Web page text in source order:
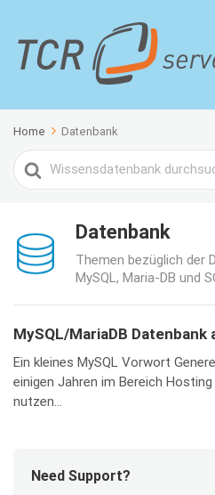
Home Datenbank
Search
For
Datenbank
Themen bezüglich der
MySQL, Maria-DB und
MySQL/MariaDB Datenbank
Ein kleines MySQL Vorwort
einigen Jahren im Bereich
nutzen...
Need Support?